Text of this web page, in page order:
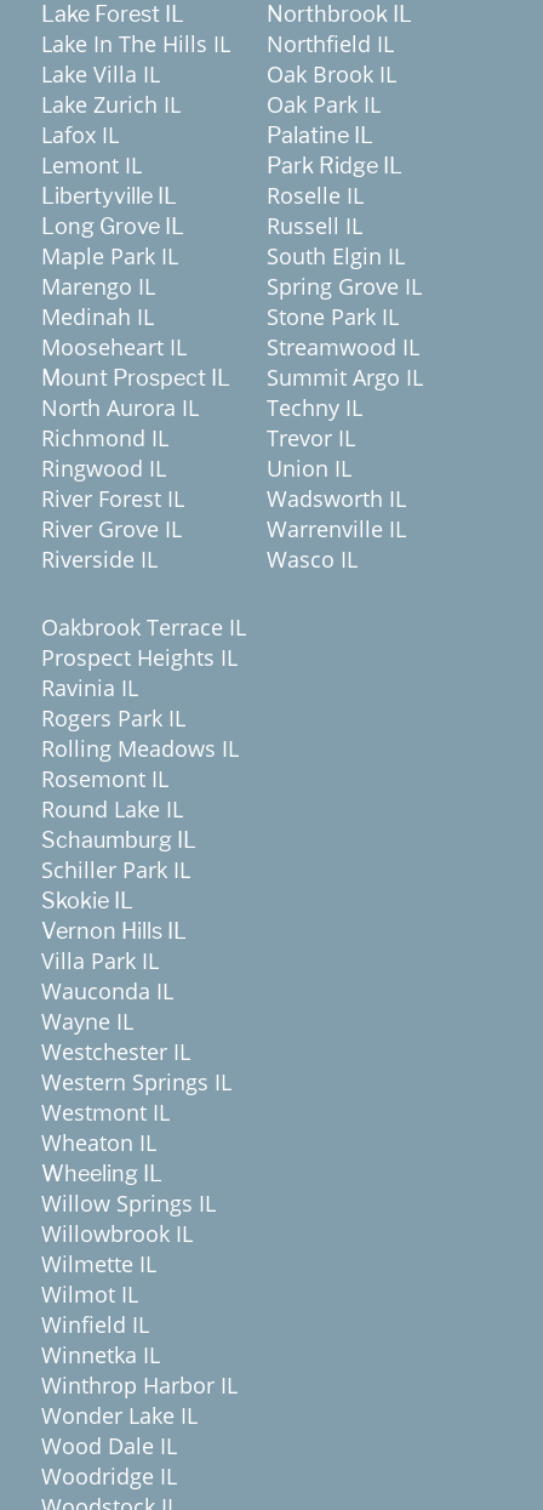
Lake Forest IL
Lake In The Hills IL
Lake Villa IL
Lake Zurich IL
Lafox IL
Lemont IL
Libertyville IL
Long Grove IL
Maple Park IL
Marengo IL
Medinah IL
Mooseheart IL
Mount Prospect IL
North Aurora IL
Richmond IL
Ringwood IL
River Forest IL
River Grove IL
Riverside IL
Northbrook IL
Northfield IL
Oak Brook IL
Oak Park IL
Palatine IL
Park Ridge IL
Roselle IL
Russell IL
South Elgin IL
Spring Grove IL
Stone Park IL
Streamwood IL
Summit Argo IL
Techny IL
Trevor IL
Union IL
Wadsworth IL
Warrenville IL
Wasco IL
Oakbrook Terrace IL
Prospect Heights IL
Ravinia IL
Rogers Park IL
Rolling Meadows IL
Rosemont IL
Round Lake IL
Schaumburg IL
Schiller Park IL
Skokie IL
Vernon Hills IL
Villa Park IL
Wauconda IL
Wayne IL
Westchester IL
Western Springs IL
Westmont IL
Wheaton IL
Wheeling IL
Willow Springs IL
Willowbrook IL
Wilmette IL
Wilmot IL
Winfield IL
Winnetka IL
Winthrop Harbor IL
Wonder Lake IL
Wood Dale IL
Woodridge IL